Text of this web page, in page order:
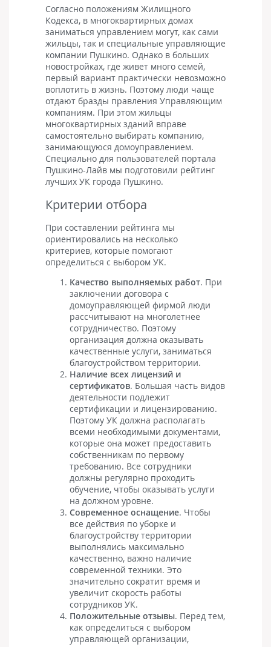
Согласно положениям Жилищного
Кодекса, в многоквартирных домах
заниматься управлением могут, как сами
жильцы, так и специальные управляющие
компании Пушкино. Однако в больших
новостройках, где живет много семей,
первый вариант практически невозможно
воплотить в жизнь. Поэтому люди чаще
отдают бразды правления Управляющим
компаниям. При этом жильцы
многоквартирных зданий вправе
самостоятельно выбирать компанию,
занимающуюся домоуправлением.
Специально для пользователей портала
Пушкино-Лайв мы подготовили рейтинг
лучших УК города Пушкино.
Критерии отбора
При составлении рейтинга мы
ориентировались на несколько
критериев, которые помогают
определиться с выбором УК.
Качество выполняемых работ. При
заключении договора с
домоуправляющей фирмой люди
рассчитывают на многолетнее
сотрудничество. Поэтому
организация должна оказывать
качественные услуги, заниматься
благоустройством территории.
Наличие всех лицензий и
сертификатов. Большая часть видов
деятельности подлежит
сертификации и лицензированию.
Поэтому УК должна располагать
всеми необходимыми документами,
которые она может предоставить
собственникам по первому
требованию. Все сотрудники
должны регулярно проходить
обучение, чтобы оказывать услуги
на должном уровне.
Современное оснащение. Чтобы
все действия по уборке и
благоустройству территории
выполнялись максимально
качественно, важно наличие
современной техники. Это
значительно сократит время и
увеличит скорость работы
сотрудников УК.
Положительные отзывы. Перед тем,
как определиться с выбором
управляющей организации,